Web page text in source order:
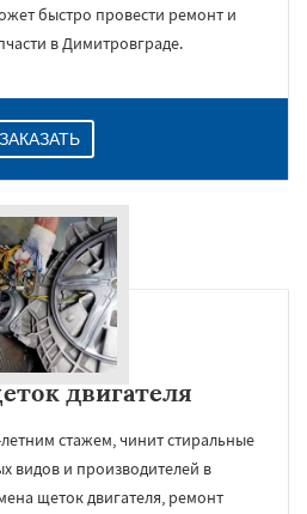
быстро провести ремонт и
в Димитровграде.
ЗАКАЗАТЬ
двигателя
стажем, чинит стиральные
видов и производителей в
щеток двигателя, ремонт